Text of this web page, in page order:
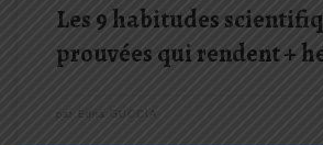
Les 9 habitudes
prouvées qui rendent +
Edna GUCCIA